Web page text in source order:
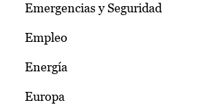
Emergencias y Seguridad
Empleo
Energía
Europa